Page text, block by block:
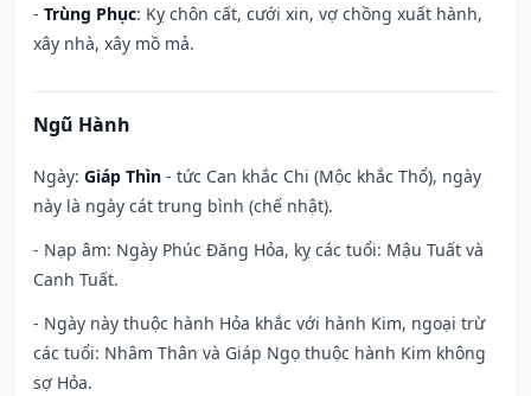
- Trùng Phục: Kỵ chôn cất, cưới xin, vợ chồng xuất hành,
xây nhà, xây mồ mả.
Ngũ Hành
Ngày: Giáp Thìn - tức Can khắc Chi (Mộc khắc Thổ), ngày
này là ngày cát trung bình (chế nhật).
- Nạp âm: Ngày Phúc Đăng Hỏa, kỵ các tuổi: Mậu Tuất và
Canh Tuất.
- Ngày này thuộc hành Hỏa khắc với hành Kim, ngoại trừ
các tuổi: Nhâm Thân và Giáp Ngọ thuộc hành Kim không
sợ Hỏa.